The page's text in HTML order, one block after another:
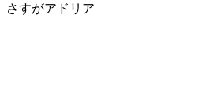
さすがアドリア